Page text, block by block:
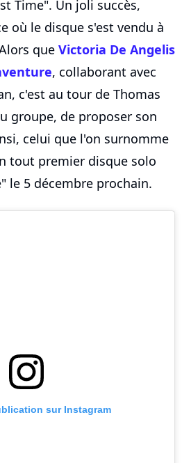
Time". Un joli succès,
où le disque s'est vendu à
que Victoria De Angelis
, collaborant avec
c'est au tour de Thomas
groupe, de proposer son
celui que l'on surnomme
tout premier disque solo
le 5 décembre prochain.
sur Instagram